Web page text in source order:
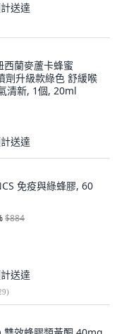
送達
西蘭麥蘆卡蜂蜜
劑升級款綠色 舒緩喉
清新, 1個, 20ml
送達
免疫與綠蜂膠, 60
$884
送達
)